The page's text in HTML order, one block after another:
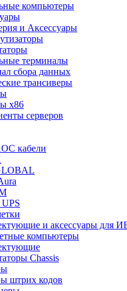
компьютеры
и Аксессуары
терминалы
сбора данных
трансиверы
x86
серверов
кабели
UPS
и аксессуары для
компьютеры
Chassis
штрих кодов